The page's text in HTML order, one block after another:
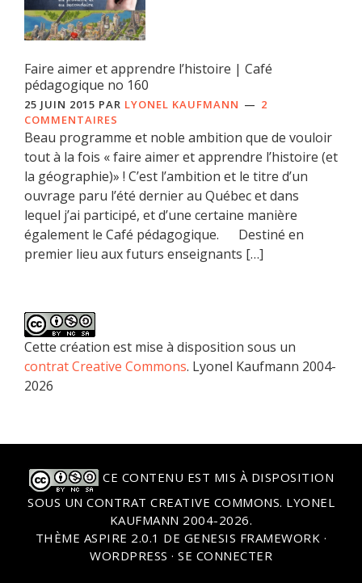
Faire aimer et apprendre l’histoire | Café
pédagogique no 160
25 JUIN 2015 PAR LYONEL KAUFMANN
2
COMMENTAIRES
Beau programme et noble ambition que de vouloir
tout à la fois « faire aimer et apprendre l’histoire (et
la géographie)» ! C’est l’ambition et le titre d’un
ouvrage paru l’été dernier au Québec et dans
lequel j’ai participé, et d’une certaine manière
également le Café pédagogique. Destiné en
premier lieu aux futurs enseignants […]
Cette création est mise à disposition sous un
contrat Creative Commons. Lyonel Kaufmann 2004-
2026
CE CONTENU EST MIS À DISPOSITION
SOUS UN CONTRAT CREATIVE COMMONS. LYONEL
KAUFMANN 2004-2026.
THÈME ASPIRE 2.0.1 DE GENESIS FRAMEWORK ·
WORDPRESS · SE CONNECTER